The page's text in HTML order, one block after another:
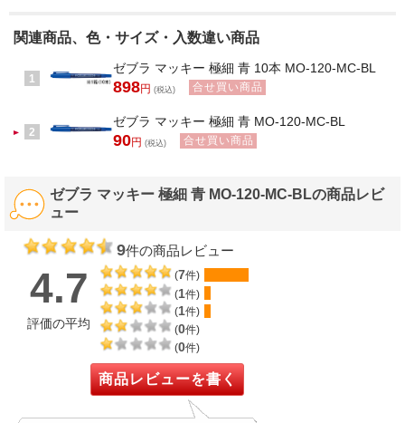
関連商品、色・サイズ・入数違い商品
1
ゼブラ マッキー 極細 青 10本 MO-120-MC-BL
898円 (税込) 合せ買い商品
2
ゼブラ マッキー 極細 青 MO-120-MC-BL
90円 (税込) 合せ買い商品
ゼブラ マッキー 極細 青 MO-120-MC-BLの商品レビ
ュー
9件の商品レビュー
4.7
評価の平均
(7件)
(1件)
(1件)
(0件)
(0件)
商品レビューを書く